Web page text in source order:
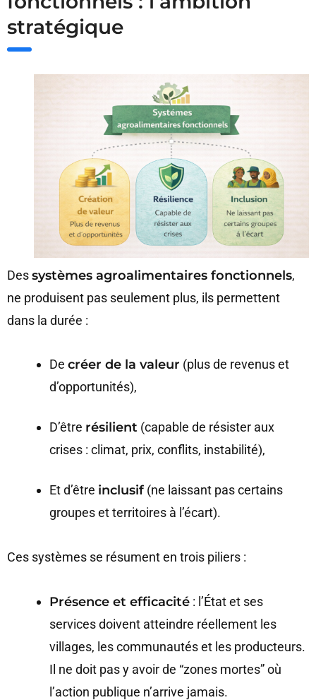
stratégique
Dessystèmes agroalimentaires fonctionnels,
ne produisent pas seulement plus, ils permettent
dans la durée :
De créer de la valeur (plus de revenus et
d’opportunités),
D’être résilient (capable de résister aux
crises : climat, prix, conflits, instabilité),
Et d’être inclusif (ne laissant pas certains
groupes et territoires à l’écart).
Ces systèmes se résument en trois piliers :
Présence et efficacité : l’État et ses
services doivent atteindre réellement les
villages, les communautés et les producteurs.
Il ne doit pas y avoir de “zones mortes” où
l’action publique n’arrive jamais.